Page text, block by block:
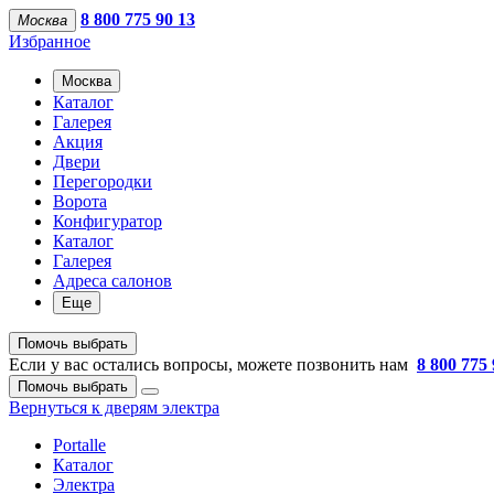
Москва
8 800 775 90 13
Избранное
Москва
Каталог
Галерея
Акция
Двери
Перегородки
Ворота
Конфигуратор
Каталог
Галерея
Адреса салонов
Еще
Помочь выбрать
Если у вас остались вопросы, можете позвонить нам 8 800 775
Помочь выбрать
Вернуться к дверям электра
Portalle
Каталог
Электра